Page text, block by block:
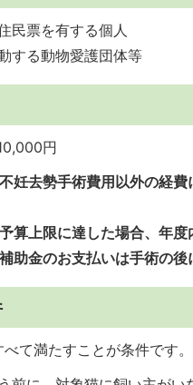
民票を有する個人
する動物愛護団体等
円
不妊去勢手術費用以外の経
予算上限に達した場合、年
補助金のお支払いは手術の後
て満たすことが条件です。